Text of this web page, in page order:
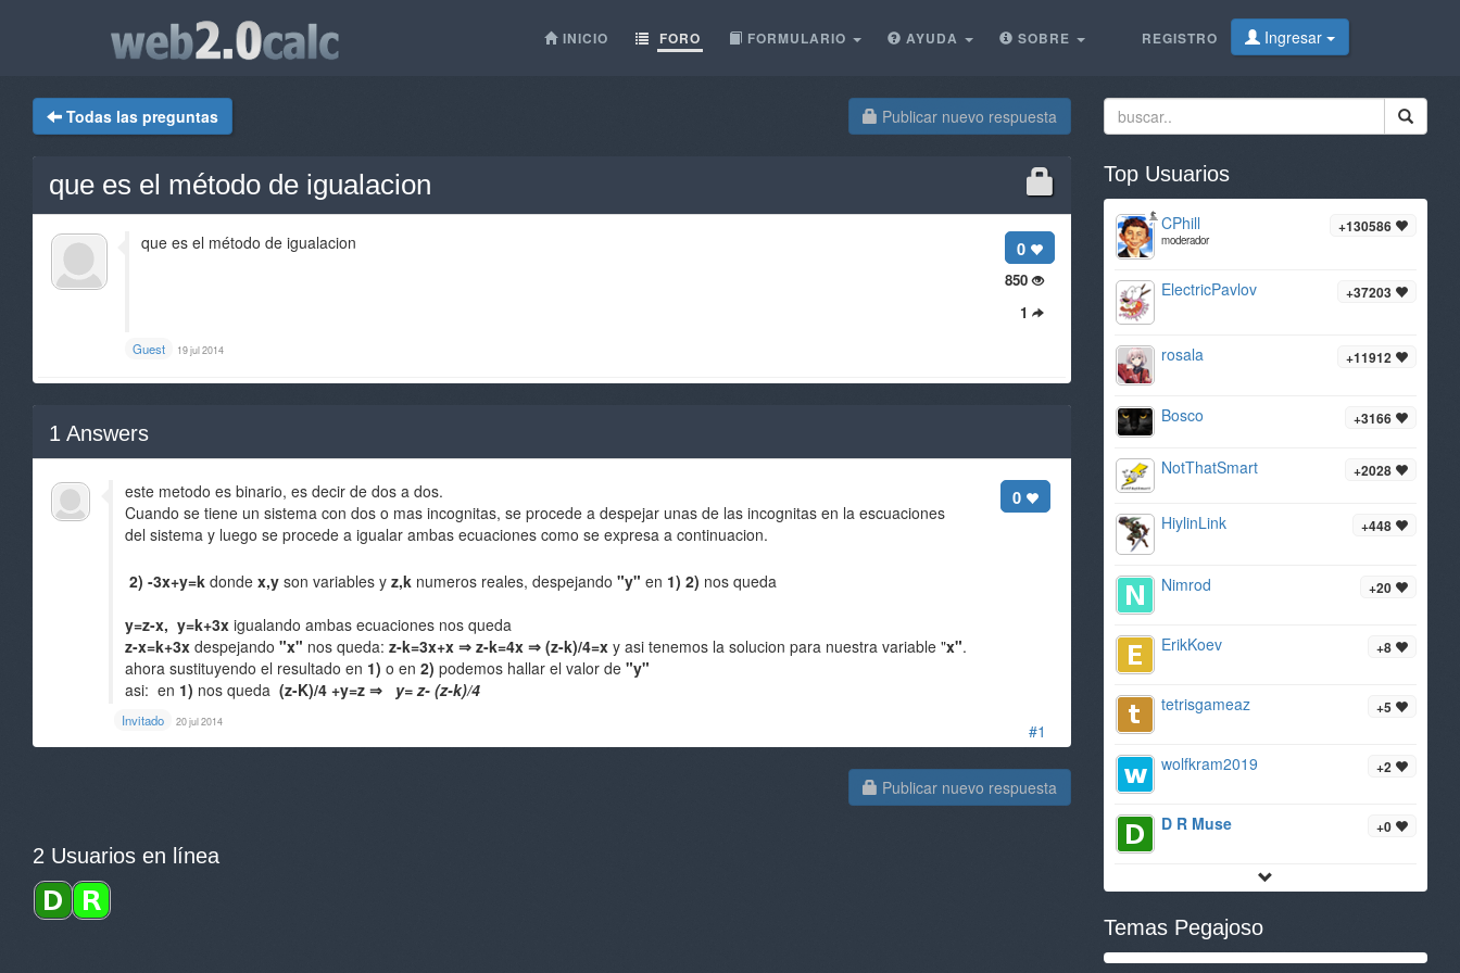
REGISTRO Ingresar
INICIO FORO FORMULARIO AYUDA SOBRE
Publicar nuevo respuesta
Todas las preguntas
que es el método de igualacion
0
850
1
que es el método de igualacion
Guest 19 jul 2014
1 Answers
#1
0
este metodo es binario, es decir de dos a dos.
Cuando se tiene un sistema con dos o mas incognitas, se procede a despejar unas de las incognitas en la escuaciones
del sistema y luego se procede a igualar ambas ecuaciones como se expresa a continuacion.
2) -3x+y=k donde x,y son variables y z,k numeros reales, despejando "y" en 1) 2) nos queda
y=z-x, y=k+3x igualando ambas ecuaciones nos queda
z-x=k+3x despejando "x" nos queda: z-k=3x+x ⇒ z-k=4x ⇒ (z-k)/4=x y asi tenemos la solucion para nuestra variable "x".
ahora sustituyendo el resultado en 1) o en 2) podemos hallar el valor de "y"
asi: en 1) nos queda (z-K)/4 +y=z ⇒ y= z- (z-k)/4
Invitado 20 jul 2014
Publicar nuevo respuesta
2 Usuarios en línea
Top Usuarios
+130586
CPhill
moderador
+37203
ElectricPavlov
+11912
rosala
+3166
Bosco
+2028
NotThatSmart
+448
HiylinLink
+20
Nimrod
+8
ErikKoev
+5
tetrisgameaz
+2
wolfkram2019
+0
D R Muse
Temas Pegajoso